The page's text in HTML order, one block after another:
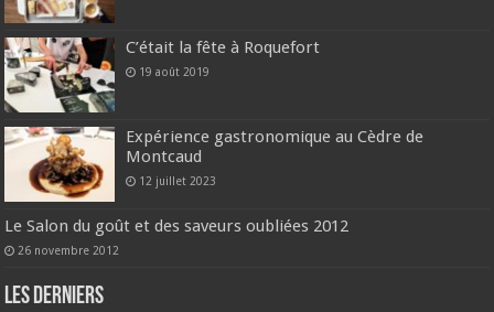
C’était la fête à Roquefort
19 août 2019
Expérience gastronomique au Cèdre de
Montcaud
12 juillet 2023
Le Salon du goût et des saveurs oubliées 2012
26 novembre 2012
Les derniers